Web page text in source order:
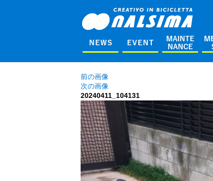
前の画像
次の画像
20240411_104131